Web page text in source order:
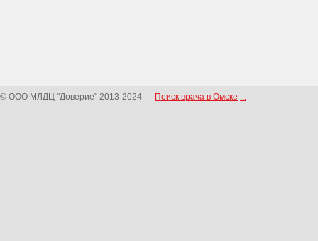
© ООО МЛДЦ "Доверие" 2013-2024 Поиск врача в Омске ...